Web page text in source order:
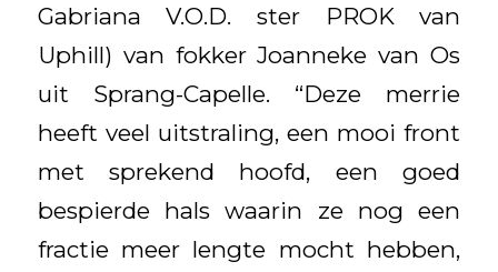
Gabriana V.O.D. ster PROK van
Uphill) van fokker Joanneke van Os
uit Sprang-Capelle. “Deze merrie
heeft veel uitstraling, een mooi front
met sprekend hoofd, een goed
bespierde hals waarin ze nog een
fractie meer lengte mocht hebben,